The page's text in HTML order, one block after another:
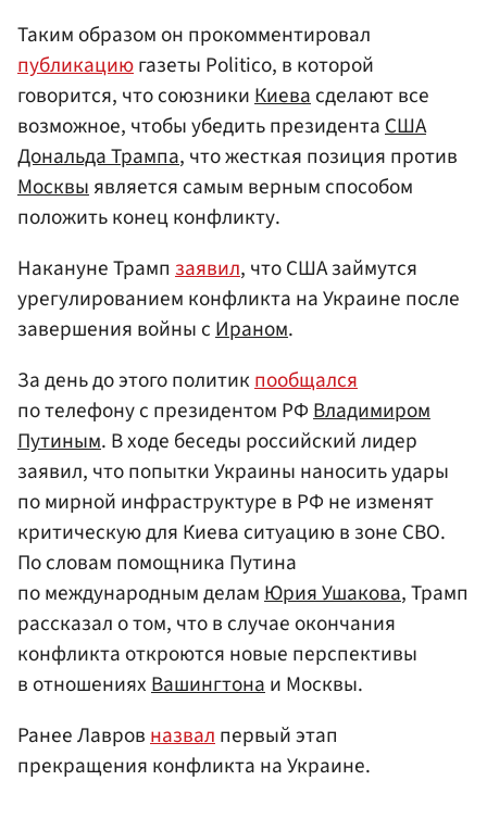
Таким образом он прокомментировал
публикациюгазеты Politico, в которой
говорится, что союзники Киева сделают все
возможное, чтобы убедить президента США
Дональда Трампа, что жесткая позиция против
Москвы является самым верным способом
положить конец конфликту.
Накануне Трамп заявил, что США займутся
урегулированием конфликта на Украине после
завершения войны сИраном.
За день до этого политикпообщался
по телефону с президентом РФВладимиром
Путиным. В ходе беседы российский лидер
заявил, что попытки Украины наносить удары
по мирной инфраструктуре в РФ не изменят
критическую для Киева ситуацию в зоне СВО.
По словам помощника Путина
по международным деламЮрия Ушакова, Трамп
рассказал о том, что в случае окончания
конфликта откроются новые перспективы
в отношенияхВашингтонаи Москвы.
Ранее Лавровназвалпервый этап
прекращения конфликта на Украине.